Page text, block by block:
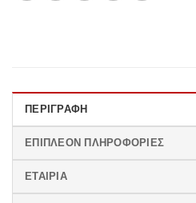
ΠΕΡΙΓΡΑΦΉ
ΕΠΙΠΛΈΟΝ ΠΛΗΡΟΦΟΡΊΕΣ
ΕΤΑΙΡΊΑ